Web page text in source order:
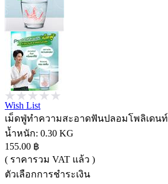
Wish List
เม็ดฟู่ทำความสะอาดฟันปลอมโพลิเดนท์
น้ำหนัก: 0.30 KG
155.00 ฿
( ราคารวม VAT แล้ว )
ตัวเลือกการชำระเงิน